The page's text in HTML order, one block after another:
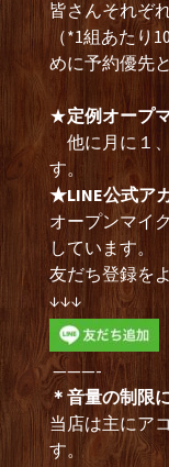
皆さんそれぞ
（*1組あたり
めに予約優先
★定例オープ
他に月に１
す。
★LINE公式ア
オープンマイ
しています。
友だち登録を
↓↓↓
———-
＊音量の制限
当店は主にア
す。